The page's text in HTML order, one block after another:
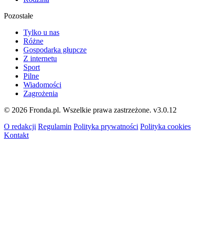
Pozostałe
Tylko u nas
Różne
Gospodarka głupcze
Z internetu
Sport
Pilne
Wiadomości
Zagrożenia
© 2026 Fronda.pl. Wszelkie prawa zastrzeżone. v3.0.12
O redakcji Regulamin Polityka prywatności Polityka cookies
Kontakt